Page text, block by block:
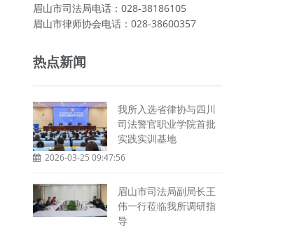
眉山市司法局电话：028-38186105
眉山市律师协会电话：028-38600357
热点新闻
我所入选省律协与四川
司法警官职业学院首批
实践实训基地
2026-03-25 09:47:56
眉山市司法局副局长王
伟一行莅临我所调研指
导